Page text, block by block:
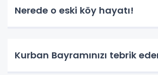
Nerede o eski köy hayatı!
Kurban Bayramınızı tebrik